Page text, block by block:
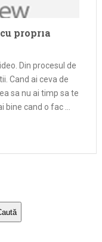
propria
Din procesul de
Cand ai ceva de
sa nu ai timp sa te
bine cand o fac …